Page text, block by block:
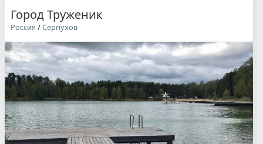
Город Труженик
Россия /Серпухов